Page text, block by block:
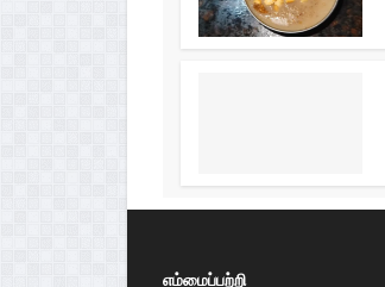
எம்மைப்பற்றி